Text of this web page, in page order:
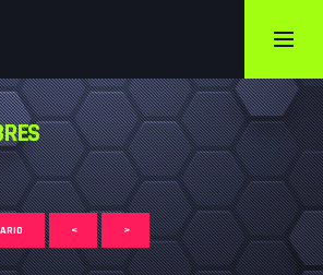
< >